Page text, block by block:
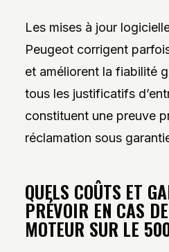
Les mises à jour
Peugeot corrigent
et améliorent la fiabilité
tous les justificatifs
constituent une preuve
réclamation sous
QUELS COÛTS ET
PRÉVOIR EN CAS
MOTEUR SUR LE